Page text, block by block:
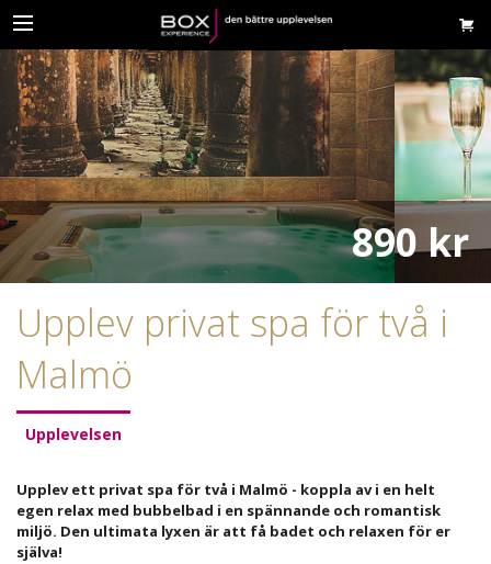
890 kr
Upplev privat spa för två i
Malmö
Upplevelsen
Upplev ett privat spa för två i Malmö - koppla av i en helt
egen relax med bubbelbad i en spännande och romantisk
miljö. Den ultimata lyxen är att få badet och relaxen för er
själva!